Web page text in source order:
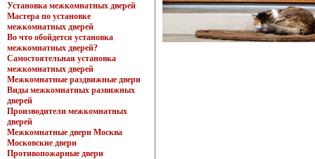
Установка межкомнатных дверей
Мастера по установке
межкомнатных дверей
Во что обойдется установка
межкомнатных дверей?
Самостоятельная установка
межкомнатных дверей
Межкомнатные раздвижные двери
Виды межкомнатных развижных
дверей
Производители межкомнатных
дверей
Межкомнатные двери Москва
Московские двери
Противопожарные двери